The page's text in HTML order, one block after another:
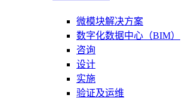
微模块解决方案
数字化数据中心（BIM）
咨询
设计
实施
验证及运维